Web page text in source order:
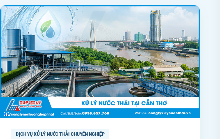
DỊCH VỤ XỬ LÝ NƯỚC THẢI CHUYÊN NGHIỆP